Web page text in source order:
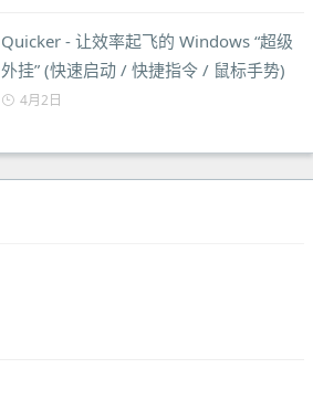
Quicker - 让效率起飞的 Windows “超级
外挂” (快速启动 / 快捷指令 / 鼠标手势)
4月2日